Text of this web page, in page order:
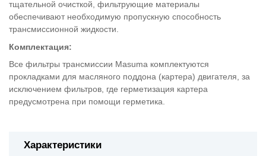
тщательной очисткой, фильтрующие материалы
обеспечивают необходимую пропускную способность
трансмиссионной жидкости.
Комплектация:
Все фильтры трансмиссии Masuma комплектуются
прокладками для масляного поддона (картера) двигателя, за
исключением фильтров, где герметизация картера
предусмотрена при помощи герметика.
Характеристики